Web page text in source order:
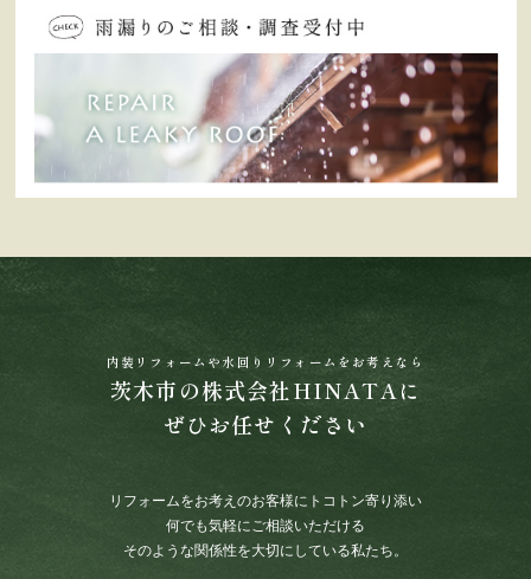
内装リフォームや水回りリフォームをお考えなら
茨木市の株式会社HINATAに
ぜひお任せください
リフォームをお考えのお客様にトコトン寄り添い
何でも気軽にご相談いただける
そのような関係性を大切にしている私たち。